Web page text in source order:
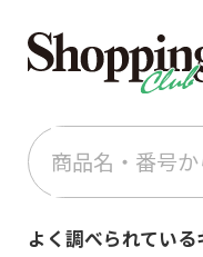
よく調べられている